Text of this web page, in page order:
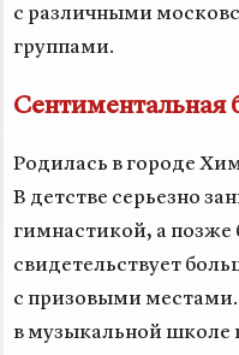
с различными
группами.
Сентиментальная
Родилась в городе
В детстве серьезно
гимнастикой, а
свидетельствует
с призовыми
в музыкальной школе